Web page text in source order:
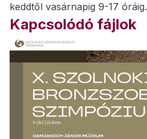
keddtől vasárnapig 9-17 óráig.
Kapcsolódó fájlok